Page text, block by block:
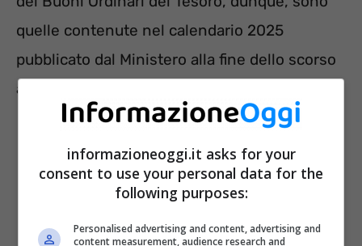
quelle contenute nel calendario 2025
pubblicato dal Ministero alla fine dello scorso
anno. In particolare:
informazioneoggi.it asks for your
consent to use your personal data for the
following purposes:
Personalised advertising and content, advertising and
content measurement, audience research and